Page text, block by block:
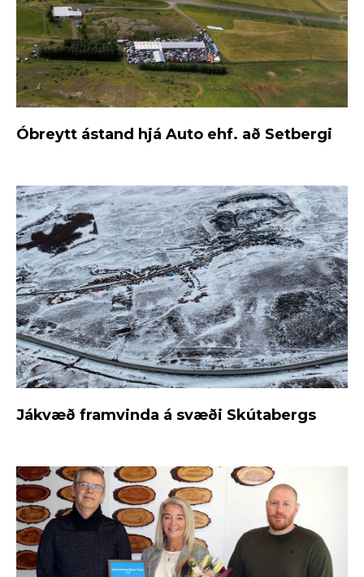
Óbreytt ástand hjá Auto ehf. að Setbergi
Jákvæð framvinda á svæði Skútabergs